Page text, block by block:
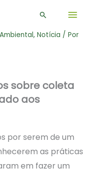
Pesquisar
, Notícia / Por
sobre coleta
aos
por serem de um
as práticas
em fazer um